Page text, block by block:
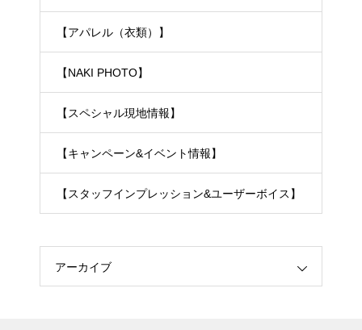
【アパレル（衣類）】
【NAKI PHOTO】
【スペシャル現地情報】
【キャンペーン&イベント情報】
【スタッフインプレッション&ユーザーボイス】
アーカイブ